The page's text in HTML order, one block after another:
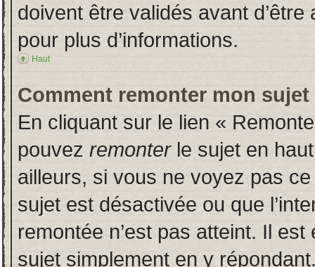
doivent être validés avant
pour plus d’informations.
Haut
Comment remonter mon sujet
En cliquant sur le lien «
pouvez remonterle sujet en
ailleurs, si vous ne voyez pas
sujet est désactivée ou que
remontée n’est pas atteint. Il
sujet simplement en y